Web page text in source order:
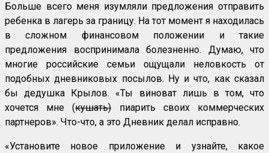
Больше всего меня изумляли предложения отправить
ребенка в лагерь за границу. На тот момент я находилась
в сложном финансовом положении и такие
предложения воспринимала болезненно. Думаю, что
многие российские семьи ощущали неловкость от
подобных дневниковых посылов. Ну и что, как сказал
бы дедушка Крылов. «Ты виноват лишь в том, что
хочется мне (кушать)пиарить своих коммерческих
партнеров». Что-что, а это Дневник делал исправно.
«Установите новое приложение и узнайте, какое